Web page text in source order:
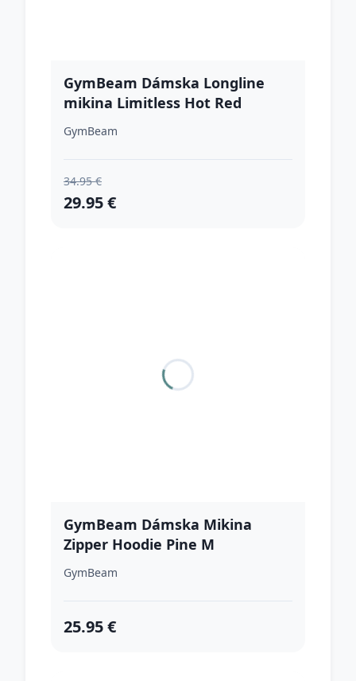
GymBeam Dámska Longline
mikina Limitless Hot Red
XXLXXL
GymBeam
34.95 €
29.95 €
GymBeam Dámska Mikina
Zipper Hoodie Pine M
GymBeam
25.95 €